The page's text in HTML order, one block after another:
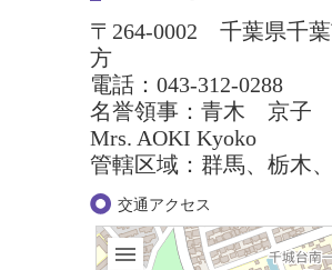
〒264-0002 千葉県千
方
電話：043-312-0288
名誉領事：青木 京子
Mrs. AOKI Kyoko
管轄区域：群馬、栃木
交通アクセス